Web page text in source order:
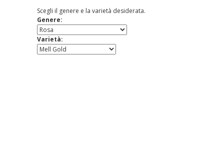
Scegli il genere e la varietà desiderata.
Genere:
Varietà: